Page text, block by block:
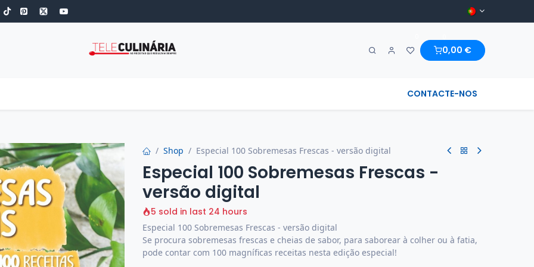
0,00 €
CONTACTE-NOS
Shop Especial 100 Sobremesas Frescas - versão digital
Especial 100 Sobremesas Frescas -
versão digital
5 sold in last 24 hours
Especial 100 Sobremesas Frescas - versão digital
Se procura sobremesas frescas e cheias de sabor, para saborear à colher ou à fatia,
pode contar com 100 magníficas receitas nesta edição especial!